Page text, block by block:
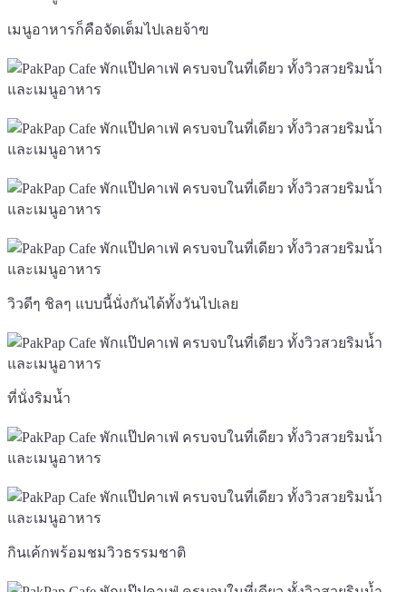
เมนูอาหารก็คือจัดเต็มไปเลยจ้าฃ
วิวดีๆ ชิลๆ แบบนี้นั่งกันได้ทั้งวันไปเลย
ที่นั่งริมน้ำ
กินเค้กพร้อมชมวิวธรรมชาติ